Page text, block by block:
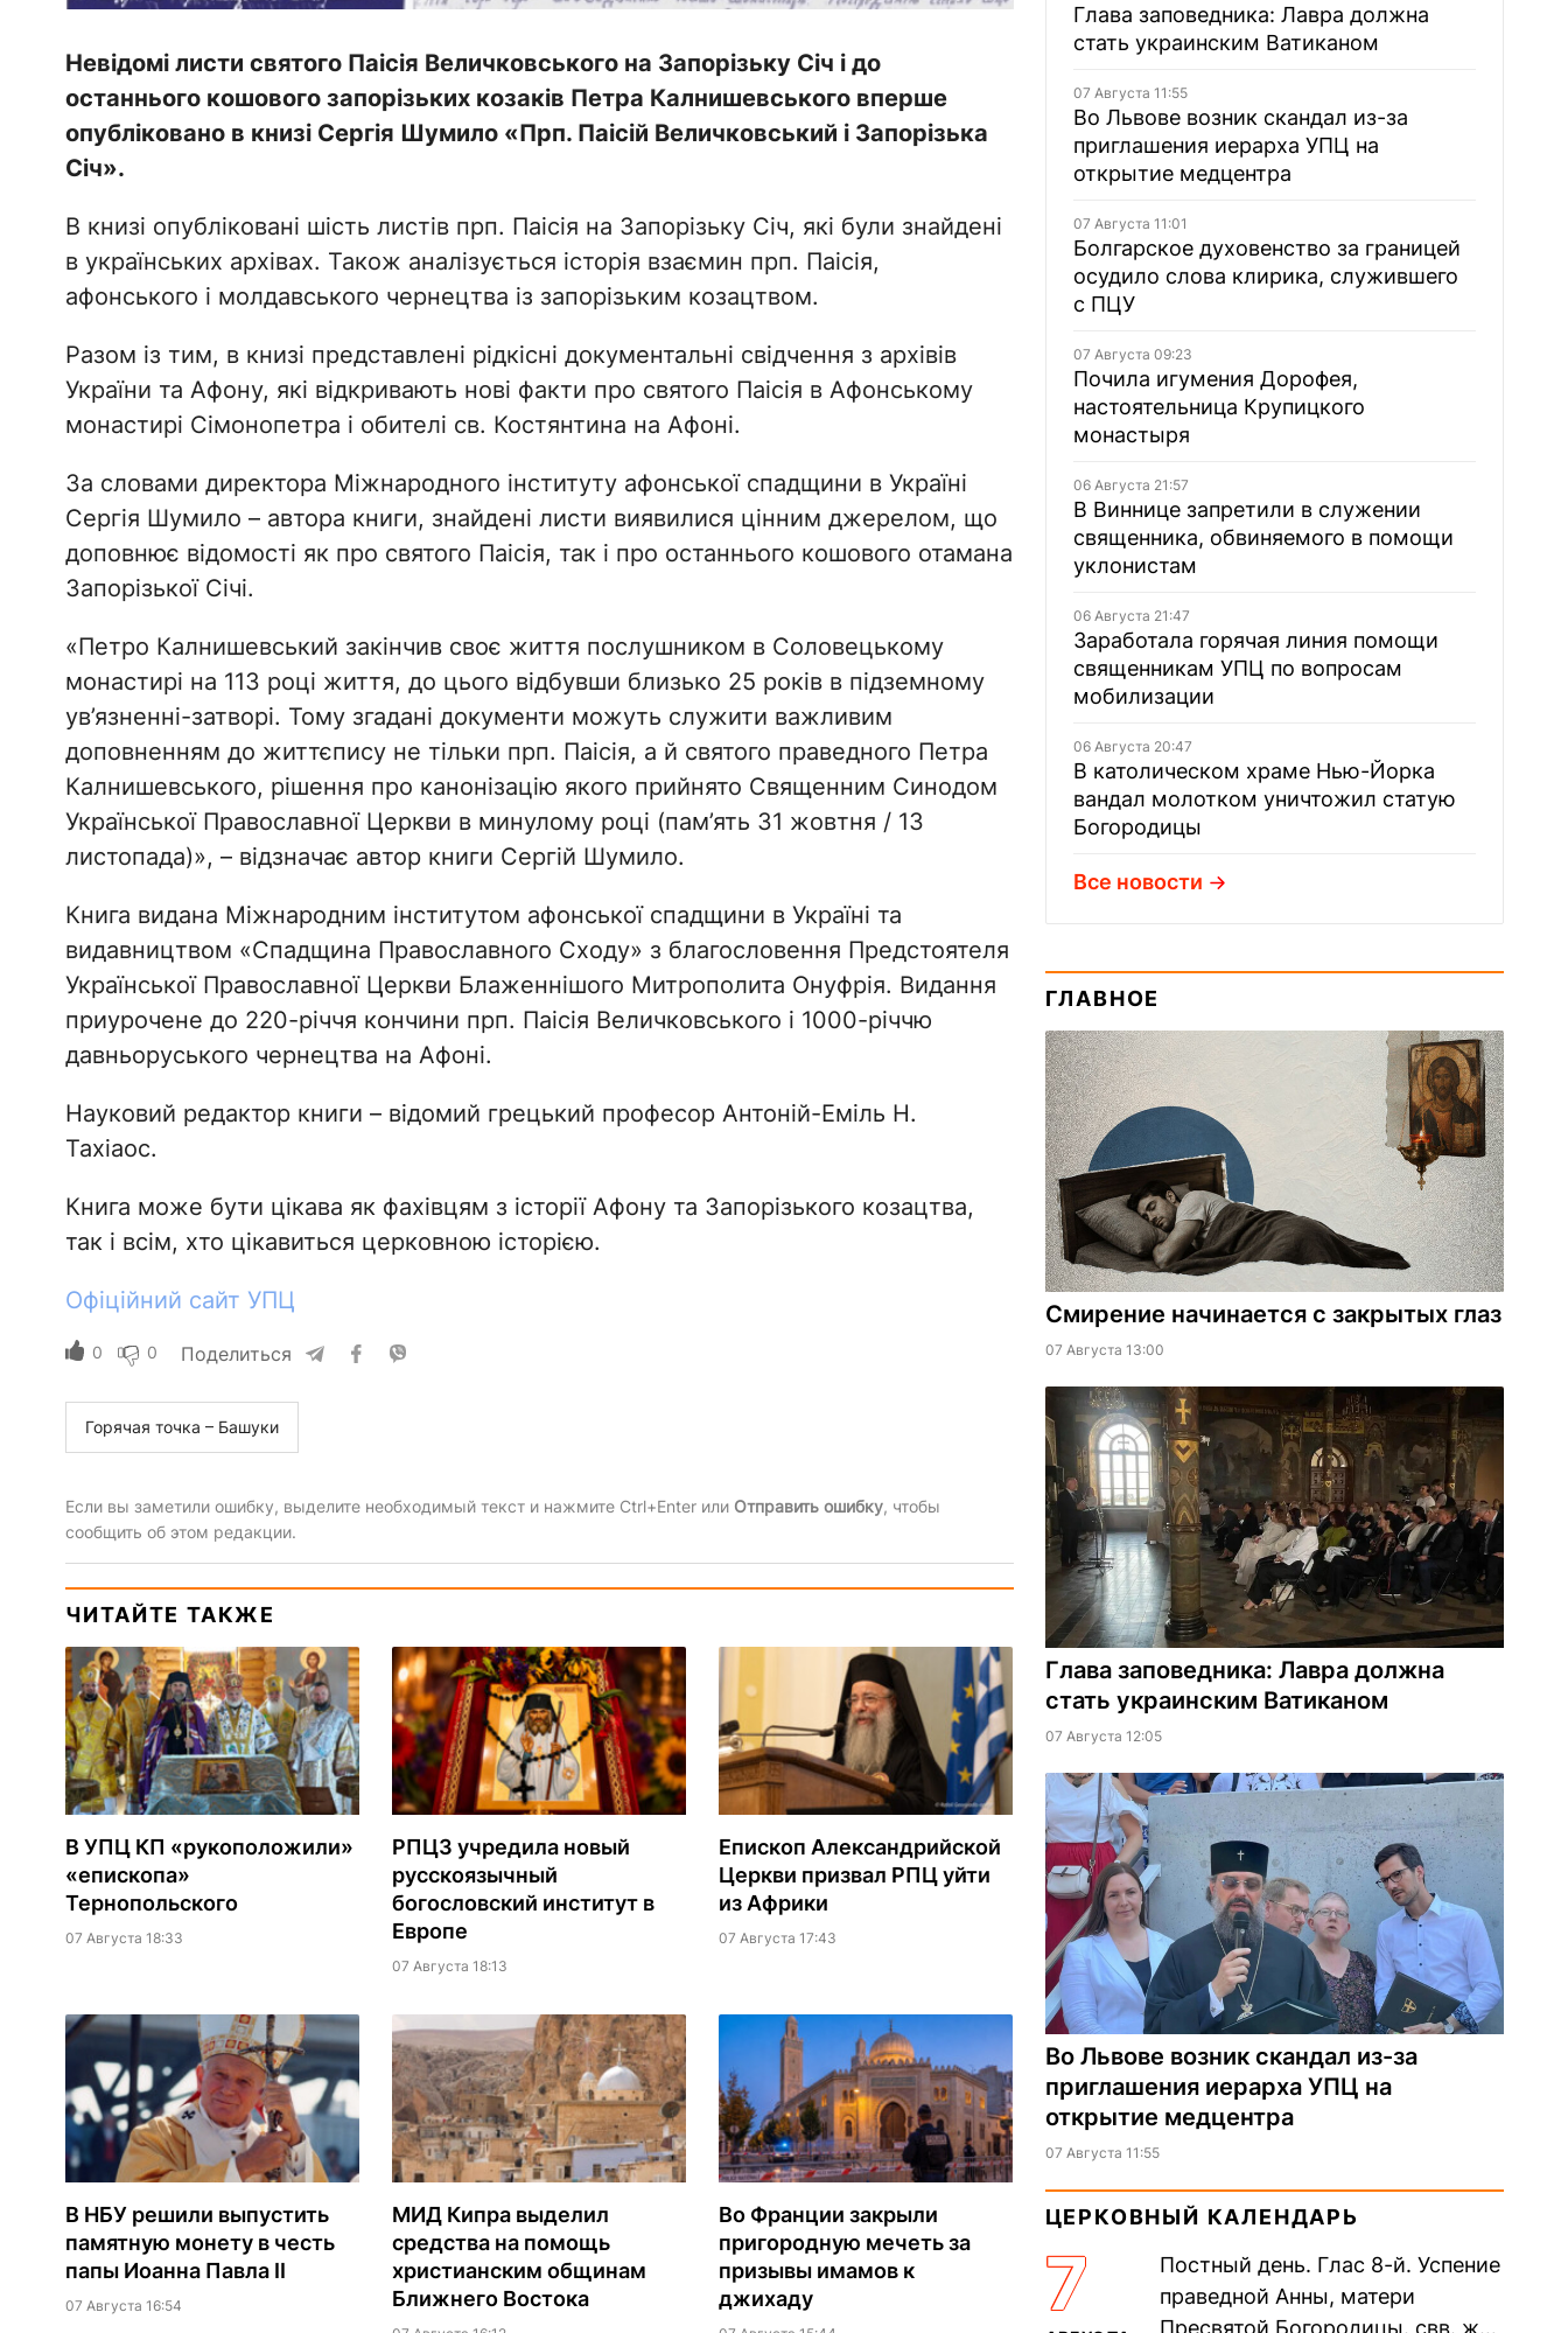
Невідомі листи святого Паісія Величковського на Запорізьку Січ і до
останнього кошового запорізьких козаків Петра Калнишевського вперше
опубліковано в книзі Сергія Шумило «Прп. Паісій Величковський і Запорізька
Січ».
В книзі опубліковані шість листів прп. Паісія на Запорізьку Січ, які були знайдені
в українських архівах. Також аналізується історія взаємин прп. Паісія,
афонського і молдавського чернецтва із запорізьким козацтвом.
Разом із тим, в книзі представлені рідкісні документальні свідчення з архівів
України та Афону, які відкривають нові факти про святого Паісія в Афонському
монастирі Сімонопетра і обителі св. Костянтина на Афоні.
За словами директора Міжнародного інституту афонської спадщини в Україні
Сергія Шумило – автора книги, знайдені листи виявилися цінним джерелом, що
доповнює відомості як про святого Паісія, так і про останнього кошового отамана
Запорізької Січі.
«Петро Калнишевський закінчив своє життя послушником в Соловецькому
монастирі на 113 році життя, до цього відбувши близько 25 років в підземному
ув’язненні-затворі. Тому згадані документи можуть служити важливим
доповненням до життєпису не тільки прп. Паісія, а й святого праведного Петра
Калнишевського, рішення про канонізацію якого прийнято Священним Синодом
Української Православної Церкви в минулому році (пам’ять 31 жовтня / 13
листопада)», – відзначає автор книги Сергій Шумило.
Книга видана Міжнародним інститутом афонської спадщини в Україні та
видавництвом «Спадщина Православного Сходу» з благословення Предстоятеля
Української Православної Церкви Блаженнішого Митрополита Онуфрія. Видання
приурочене до 220-річчя кончини прп. Паісія Величковського і 1000-річчю
давньоруського чернецтва на Афоні.
Науковий редактор книги – відомий грецький професор Антоній-Еміль Н.
Тахіаос.
Книга може бути цікава як фахівцям з історії Афону та Запорізького козацтва,
так і всім, хто цікавиться церковною історією.
Офіційний сайт УПЦ
0 0 Поделиться
Горячая точка – Башуки
Если вы заметили ошибку, выделите необходимый текст и нажмите Ctrl+Enter или Отправить ошибку, чтобы
сообщить об этом редакции.
ЧИТАЙТЕ ТАКЖЕ
В УПЦ КП «рукоположили»
«епископа»
Тернопольского
07 Августа 18:33
РПЦЗ учредила новый
русскоязычный
богословский институт в
Европе
07 Августа 18:13
Епископ Александрийской
Церкви призвал РПЦ уйти
из Африки
07 Августа 17:43
В НБУ решили выпустить
памятную монету в честь
папы Иоанна Павла II
07 Августа 16:54
МИД Кипра выделил
средства на помощь
христианским общинам
Ближнего Востока
Во Франции закрыли
пригородную мечеть за
призывы имамов к
джихаду
Глава заповедника: Лавра должна
стать украинским Ватиканом
07 Августа 11:55
Во Львове возник скандал из-за
приглашения иерарха УПЦ на
открытие медцентра
07 Августа 11:01
Болгарское духовенство за границей
осудило слова клирика, служившего
с ПЦУ
07 Августа 09:23
Почила игумения Дорофея,
настоятельница Крупицкого
монастыря
06 Августа 21:57
В Виннице запретили в служении
священника, обвиняемого в помощи
уклонистам
06 Августа 21:47
Заработала горячая линия помощи
священникам УПЦ по вопросам
мобилизации
06 Августа 20:47
В католическом храме Нью-Йорка
вандал молотком уничтожил статую
Богородицы
Все новости
ГЛАВНОЕ
Смирение начинается с закрытых глаз
07 Августа 13:00
Глава заповедника: Лавра должна
стать украинским Ватиканом
07 Августа 12:05
Во Львове возник скандал из-за
приглашения иерарха УПЦ на
открытие медцентра
07 Августа 11:55
ЦЕРКОВНЫЙ КАЛЕНДАРЬ
7
Постный день. Глас 8-й. Успение
праведной Анны, матери
Пресвятой Богородицы. свв. жен